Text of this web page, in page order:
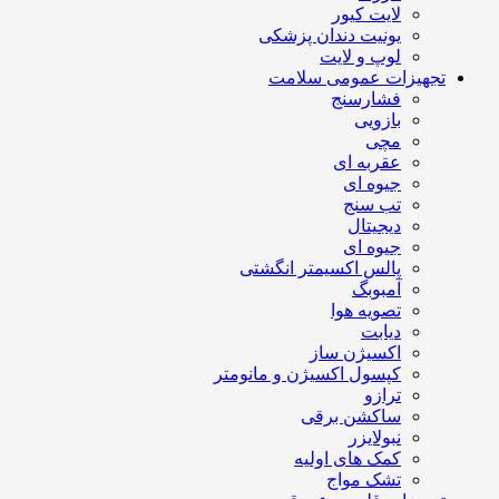
لایت کیور
یونیت دندان پزشکی
لوپ و لایت
تجهیزات عمومی سلامت
فشارسنج
بازویی
مچی
عقربه ای
جیوه ای
تب سنج
دیجیتال
جیوه ای
پالس اکسیمتر انگشتی
آمبوبگ
تصویه هوا
دیابت
اکسیژن ساز
کپسول اکسیژن و مانومتر
ترازو
ساکشن برقی
نبولایزر
کمک های اولیه
تشک مواج